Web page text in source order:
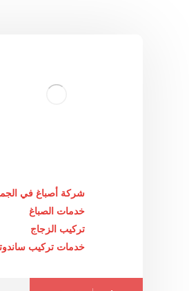
شركة أصباغ في الجميرا دبي
خدمات الصباغ
تركيب الزجاج
خدمات تركيب